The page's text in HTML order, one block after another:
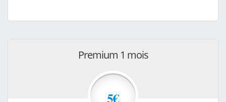
Premium 1 mois
5€